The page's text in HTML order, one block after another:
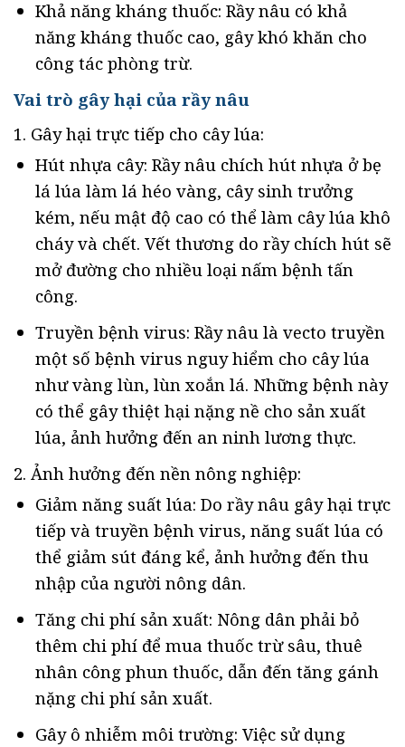
Khả năng kháng thuốc: Rầy nâu có khả
năng kháng thuốc cao, gây khó khăn cho
công tác phòng trừ.
Vai trò gây hại của rầy nâu
1. Gây hại trực tiếp cho cây lúa:
Hút nhựa cây: Rầy nâu chích hút nhựa ở bẹ
lá lúa làm lá héo vàng, cây sinh trưởng
kém, nếu mật độ cao có thể làm cây lúa khô
cháy và chết. Vết thương do rầy chích hút sẽ
mở đường cho nhiều loại nấm bệnh tấn
công.
Truyền bệnh virus: Rầy nâu là vecto truyền
một số bệnh virus nguy hiểm cho cây lúa
như vàng lùn, lùn xoắn lá. Những bệnh này
có thể gây thiệt hại nặng nề cho sản xuất
lúa, ảnh hưởng đến an ninh lương thực.
2. Ảnh hưởng đến nền nông nghiệp:
Giảm năng suất lúa: Do rầy nâu gây hại trực
tiếp và truyền bệnh virus, năng suất lúa có
thể giảm sút đáng kể, ảnh hưởng đến thu
nhập của người nông dân.
Tăng chi phí sản xuất: Nông dân phải bỏ
thêm chi phí để mua thuốc trừ sâu, thuê
nhân công phun thuốc, dẫn đến tăng gánh
nặng chi phí sản xuất.
Gây ô nhiễm môi trường: Việc sử dụng